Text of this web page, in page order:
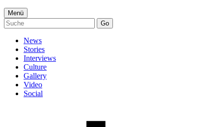
Menü
Go
News
Stories
Interviews
Culture
Gallery
Video
Social